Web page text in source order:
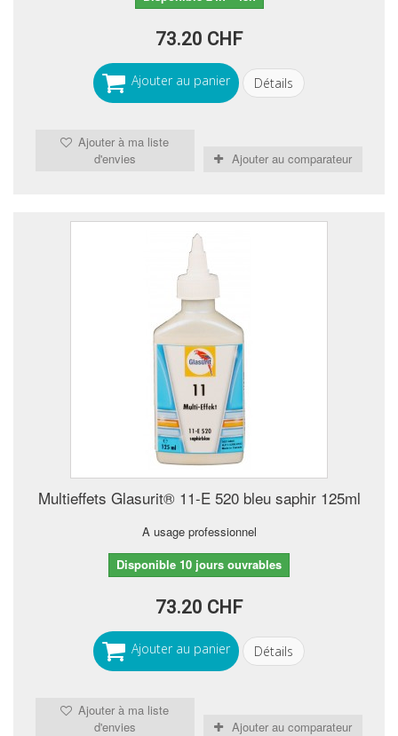
73.20 CHF
Ajouter au panier Détails
Ajouter à ma liste
d'envies
Ajouter au comparateur
Multieffets Glasurit® 11-E 520 bleu saphir 125ml
A usage professionnel
Disponible 10 jours ouvrables
73.20 CHF
Ajouter au panier Détails
Ajouter à ma liste
d'envies
Ajouter au comparateur